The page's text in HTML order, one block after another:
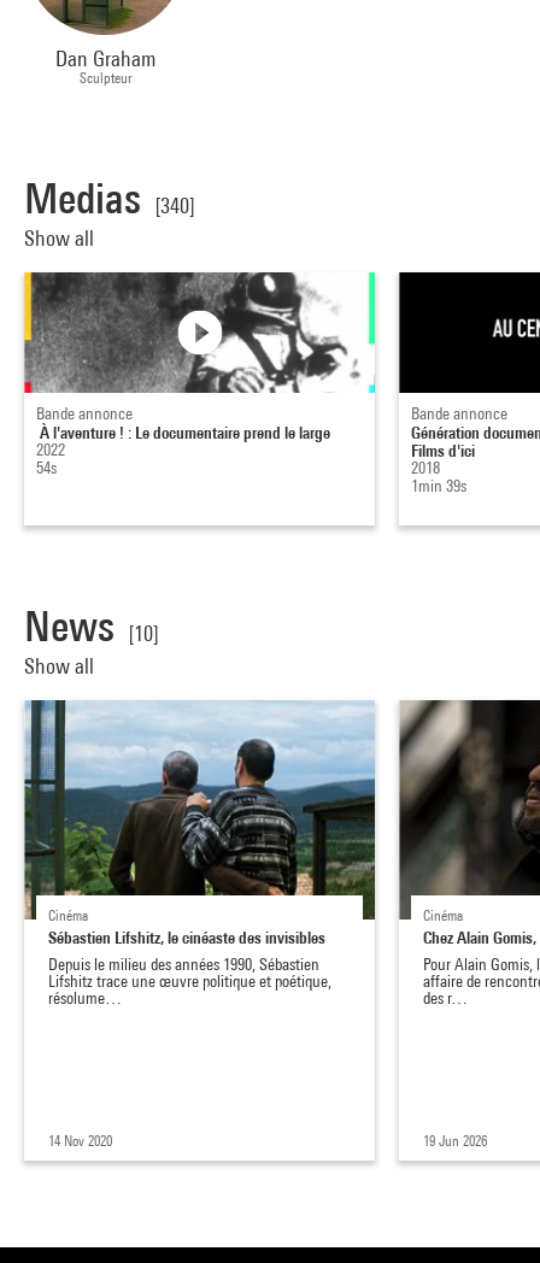
Dan Graham
Sculpteur
Medias
[340]
Show all
Bande annonce
À l'aventure ! : Le documentaire prend le large
2022
54s
Bande annonce
Génération
Films d'ici
2018
1min 39s
News
[10]
Show all
Cinéma
Sébastien Lifshitz, le cinéaste des invisibles
Depuis le milieu des années 1990, Sébastien
Lifshitz trace une œuvre politique et poétique,
résolume…
14 Nov 2020
Cinéma
Chez Alain
Pour Alain Gomis,
affaire de
des r…
19 Jun 2026